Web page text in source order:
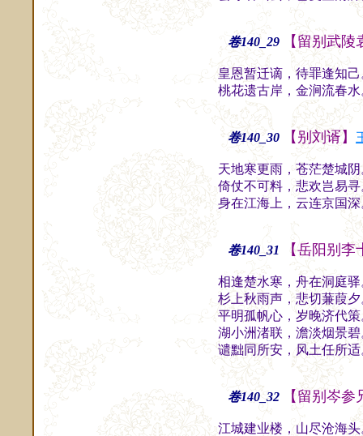
卷140_29 【留别武陵
皇恩暂迁谪，待罪逢知
桃花遗古岸，金涧流春
卷140_30 【别刘谞】
天地寒更雨，苍茫楚城
倚仗不可料，悲欢岂易
身在江海上，云连京国
卷140_31 【岳阳别
相逢楚水寒，舟在洞庭
杉上秋雨声，悲切蒹葭
平明孤帆心，岁晚济代
湖小洲渚联，澹淡烟景
谴黜同所安，风土任所
卷140_32 【留别岑参
江城建业楼，山尽沧海